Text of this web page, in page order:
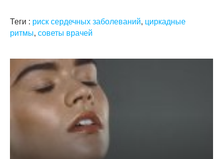
Теги : риск сердечных заболеваний, циркадные
ритмы, советы врачей